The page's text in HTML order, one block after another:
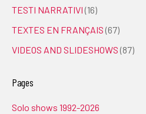
TESTI NARRATIVI (16)
TEXTES EN FRANÇAIS (67)
VIDEOS AND SLIDESHOWS (87)
Pages
Solo shows 1992-2026